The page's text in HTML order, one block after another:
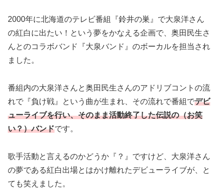
2000年に北海道のテレビ番組『鈴井の巣』で大泉洋さん
の紅白に出たい！という夢をかなえる企画で、奥田民生さ
んとのコラボバンド『大泉バンド』のボーカルを担当され
ました。
番組内の大泉洋さんと奥田民生さんのアドリブコントの流
れで『負け戦』という曲が生まれ、その流れで番組で
デビ
ューライブを行い、そのまま活動終了 した
伝説の（お笑
い？）バンド です。
歌手活動と言えるのかどうか『？』ですけど、大泉洋さん
の夢である紅白出場とはかけ離れたデビューライブが、と
ても笑えました。